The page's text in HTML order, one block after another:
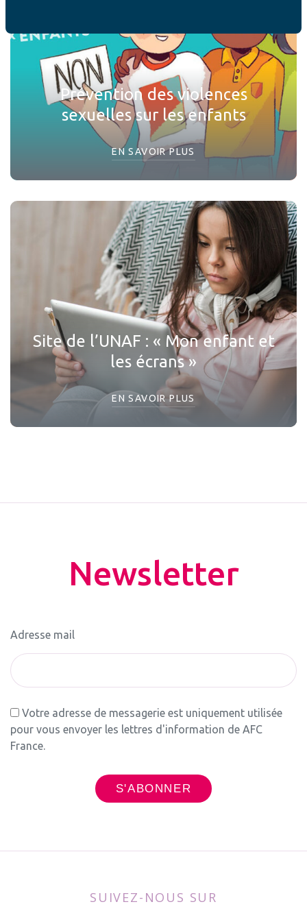
Prévention des violences
sexuelles sur les enfants
EN SAVOIR PLUS
Site de l’UNAF : « Mon enfant et
les écrans »
EN SAVOIR PLUS
Newsletter
Adresse mail
Votre adresse de messagerie est uniquement utilisée
pour vous envoyer les lettres d'information de AFC
France.
SUIVEZ-NOUS SUR